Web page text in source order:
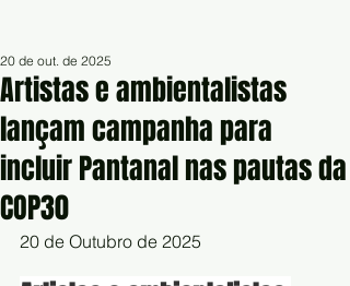
Artistas e ambientalistas
lançam campanha para
incluir Pantanal nas pautas da
COP30
20 de out. de 2025
20 de Outubro de 2025